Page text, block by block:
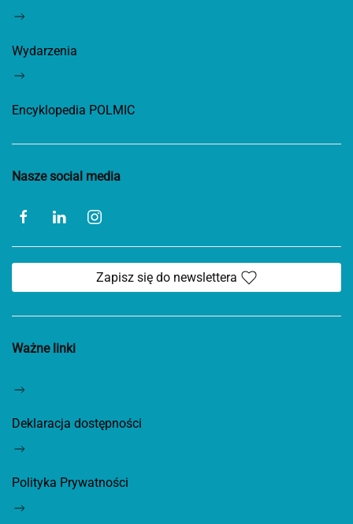
Wydarzenia
Encyklopedia POLMIC
Nasze social media
Zapisz się do newslettera
Ważne linki
Deklaracja dostępności
Polityka Prywatności